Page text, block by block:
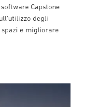
Capstone
degli
e migliorare